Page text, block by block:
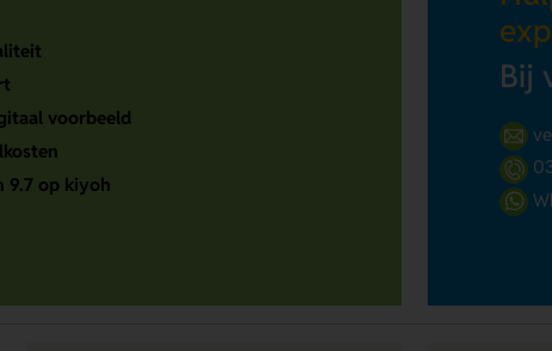
voorbeeld
9.7 op kiyoh
Bij